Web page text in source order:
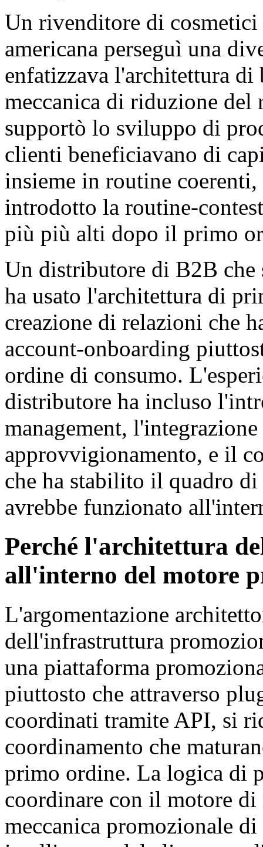
Un rivenditore di cosmetici
americana perseguì una
enfatizzava l'architettura
meccanica di riduzione
supportò lo sviluppo di
clienti beneficiavano di
insieme in routine coerenti,
introdotto la routine-
più più alti dopo il primo
Un distributore di B2B che
ha usato l'architettura di
creazione di relazioni che
account-onboarding
ordine di consumo.
distributore ha incluso
management,
approvvigionamento, e il
che ha stabilito il quadro
avrebbe funzionato
Perché l'architettura
all'interno del motore
L'argomentazione
dell'infrastruttura
una piattaforma
piuttosto che attraverso
coordinati tramite API, si
coordinamento che
primo ordine. La logica di
coordinare con il motore
meccanica promozionale